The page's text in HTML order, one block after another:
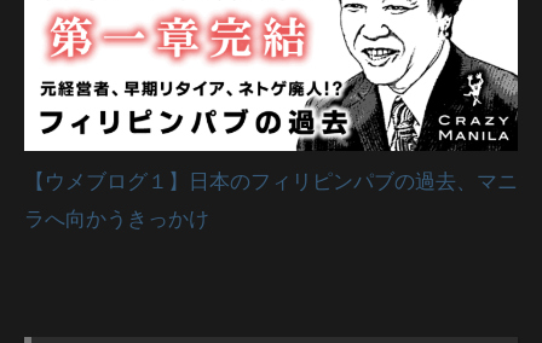
【ウメブログ１】日本のフィリピンパブの過去、マニ
ラへ向かうきっかけ